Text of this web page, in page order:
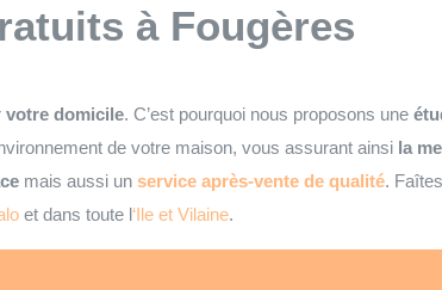
à Fougères
votre domicile. C’est pourquoi nous proposons une
de votre maison, vous assurant ainsi la
mais aussi un service après-vente de qualité.
et dans toute l‘Ile et Vilaine.